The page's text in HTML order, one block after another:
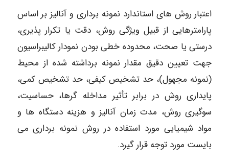
اعتبار روش های استاندارد نمونه برداری و آنالیز بر اساس
پارامترهایی از قبیل ویژگی روش، دقت یا تکرار پذیری،
درستی یا صحت، محدوده خطی بودن نمودار کالیبراسیون
جهت تعیین دقیق مقدار نمونه برداشته شده از محیط
(نمونه مجهول)، حد تشخیص کیفی، حد تشخیص کمی،
پایداری روش در برابر تأثیر مداخله گرها، حساسیت،
سوگیری روش، مدت زمان آنالیز و هزینه دستگاه ها و
مواد شیمیایی مورد استفاده در روش نمونه برداری می
بایست مورد توجه قرار گیرد.